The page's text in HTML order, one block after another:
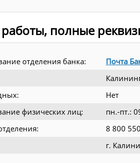
полные
отделения банка: Почта
Нет
физических лиц:
пн.-пт.:
8 800
г.